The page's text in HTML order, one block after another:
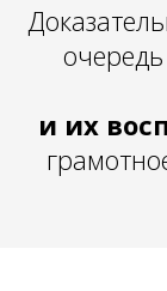
очередь
и их